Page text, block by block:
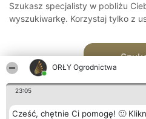
ORŁY Ogrodnictwa
23:05
Cześć, chętnie Ci pomogę! 🙂
Szukasz specjalisty w pobliżu
wyszukiwarkę. Korzystaj tylko z